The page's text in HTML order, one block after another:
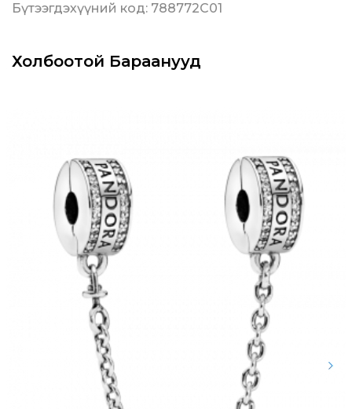
Бүтээгдэхүүний код: 788772C01
Холбоотой Бараанууд